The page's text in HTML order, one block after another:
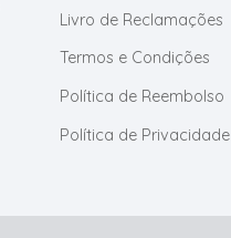
Livro de Reclamações
Termos e Condições
Política de Reembolso
Política de Privacidade